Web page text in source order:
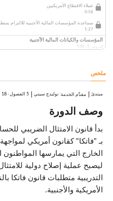
عملاء الاقتطاع الأمريكيين
0:58
مساعدة المؤسسات المالية الأجنبية للالتزام
1:27
المؤسسات والكيانات المالية الأجنبية
الدروس: 5 · 5:44
المؤسسات المالية الأجنبية المعفاة
0:24
خطوات التسجيل للمؤسسات المالية الأجنبية
1:12
رقم تعريف الوساطة الدولية
0:44
متطلبات الاقتطاع الخاصة بقانون فاتكا
2:43
الاتفاقيات الحكومية البينية
الدروس: 5 · 9:01
1:23
المراقبة
دراسة حالة: روسيا
ملخص
مبتدئ مقدِّم الخدمة: نوليدج سيتي 5 الفصول · 18 الدروس
وصف الدورة
بدأ قانون الامتثال الضريبي
بـ "فاتكا" كقانون أمريكي
الخارج التي يمارسها المواطنون
ليصبح عملية إصلاح دولية
التدريبية متطلبات قانون فاتكا
الأمريكية والأجنبية.